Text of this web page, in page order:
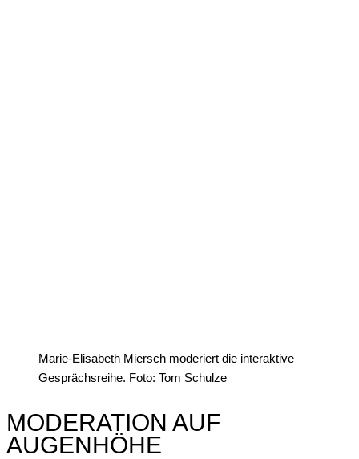
Marie-Elisabeth Miersch moderiert die interaktive
Gesprächsreihe. Foto: Tom Schulze
MODERATION AUF
AUGENHÖHE